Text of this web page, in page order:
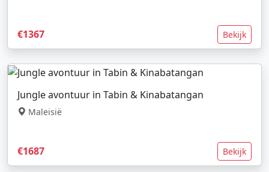
€1367 Bekijk
Jungle avontuur in Tabin & Kinabatangan
Maleisië
€1687 Bekijk